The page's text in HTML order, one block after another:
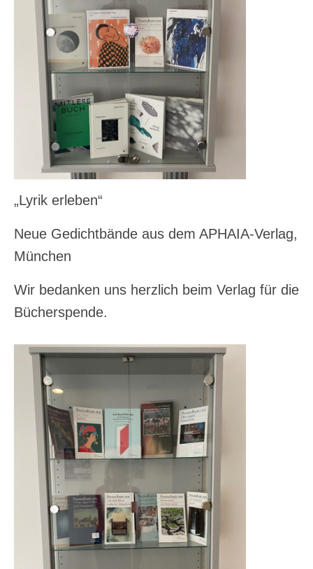
„Lyrik erleben“
Neue Gedichtbände aus dem APHAIA-Verlag,
München
Wir bedanken uns herzlich beim Verlag für die
Bücherspende.